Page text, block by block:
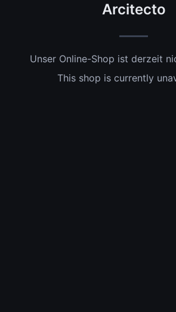
Arcitecto
Unser Online-Shop ist derzeit
This shop is currently